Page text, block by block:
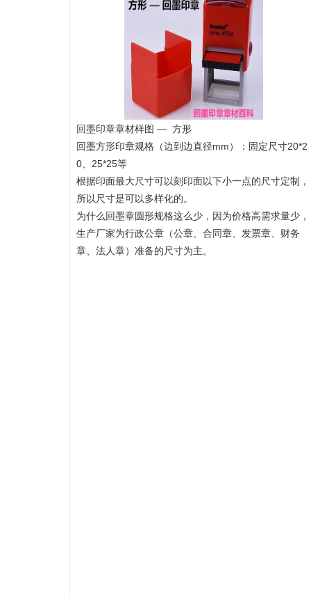
回墨印章章材样图 — 方形
回墨方形印章规格（边到边直径mm）：固定尺寸20*2
0、25*25等
根据印面最大尺寸可以刻印面以下小一点的尺寸定制，
所以尺寸是可以多样化的。
为什么回墨章圆形规格这么少，因为价格高需求量少，
生产厂家为行政公章（公章、合同章、发票章、财务
章、法人章）准备的尺寸为主。